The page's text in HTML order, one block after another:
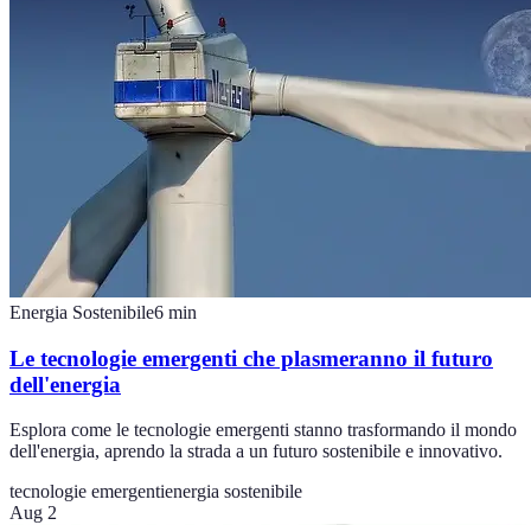
Energia Sostenibile6 min
Le tecnologie emergenti che plasmeranno il futuro
dell'energia
Esplora come le tecnologie emergenti stanno trasformando il mondo
dell'energia, aprendo la strada a un futuro sostenibile e innovativo.
tecnologie emergentienergia sostenibile
Aug 2